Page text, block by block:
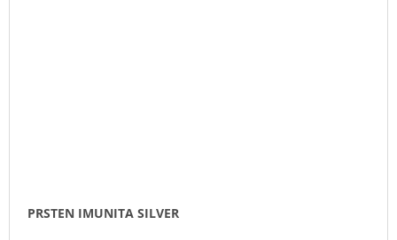
PRSTEN IMUNITA SILVER